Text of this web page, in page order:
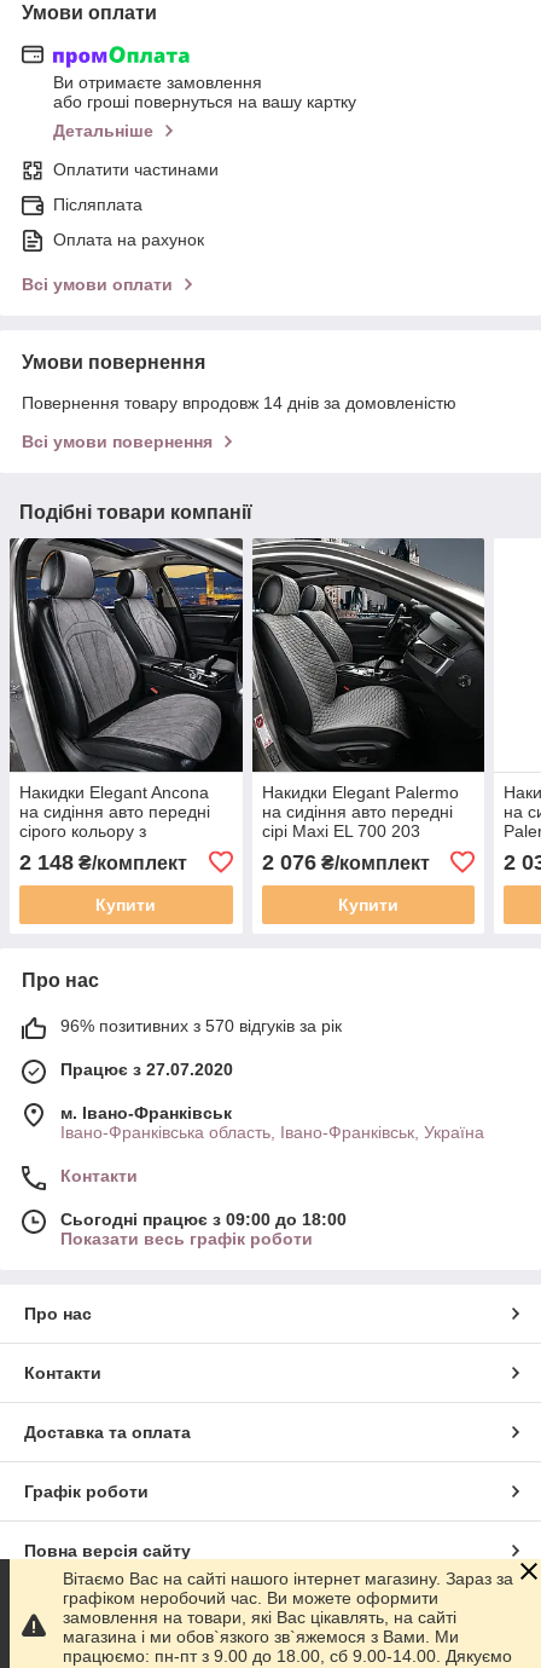
Умови оплати
Ви отримаєте замовлення
або гроші повернуться на вашу картку
Детальніше
Оплатити частинами
Післяплата
Оплата на рахунок
Всі умови оплати
Умови повернення
Повернення товару впродовж 14 днів за домовленістю
Всі умови повернення
Подібні товари компанії
Накидки Elegant Ancona
на сидіння авто передні
сірого кольору з
перфорацією Plus EL 700
803
2 148 ₴/комплект
Купити
Накидки Elegant Palermo
на сидіння авто передні
сірі Maxi EL 700 203
2 076₴/комплект
Купити
на
2
Про нас
96% позитивних з 570 відгуків за рік
Працює з 27.07.2020
м. Івано-Франківськ
Івано-Франківська область, Івано-Франківськ, Україна
Контакти
Сьогодні працює з 09:00 до 18:00
Показати весь графік роботи
Про нас
Контакти
Доставка та оплата
Графік роботи
Повна версія сайту
Сайт створено на маркетплейсіProm.ua
Вітаємо Вас на сайті нашого інтернет магазину. Зараз за
графіком неробочий час. Ви можете оформити
замовлення на товари, які Вас цікавлять, на сайті
магазина і ми обов`язкого зв`яжемося з Вами. Ми
працюємо: пн-пт з 9.00 до 18.00, сб 9.00-14.00. Дякуємо